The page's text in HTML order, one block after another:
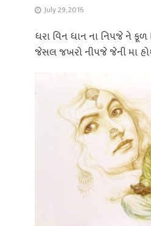
July 29, 2016
ધરા વિન ધાન ના નિપજે ને કૂળ
જેસલ જખરો નીપજે જેની મા